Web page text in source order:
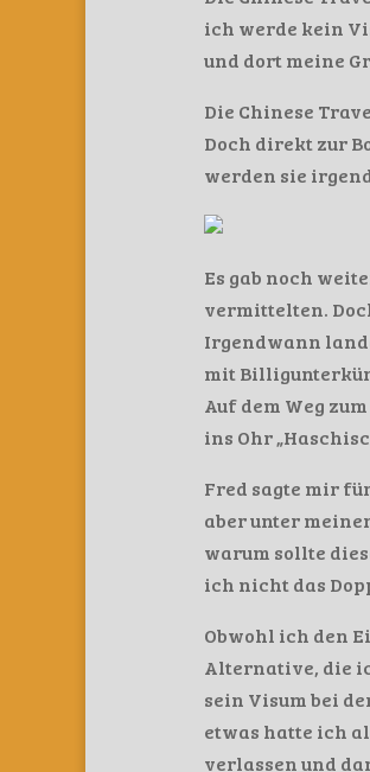
ich werde kein
und dort meine
Die Chinese
Doch direkt zur
werden sie
Es gab noch
vermittelten.
Irgendwann
mit
Auf dem Weg
ins Ohr
Fred sagte mir
aber unter
warum sollte
ich nicht das
Obwohl ich den
Alternative, die
sein Visum bei
etwas hatte ich
verlassen und